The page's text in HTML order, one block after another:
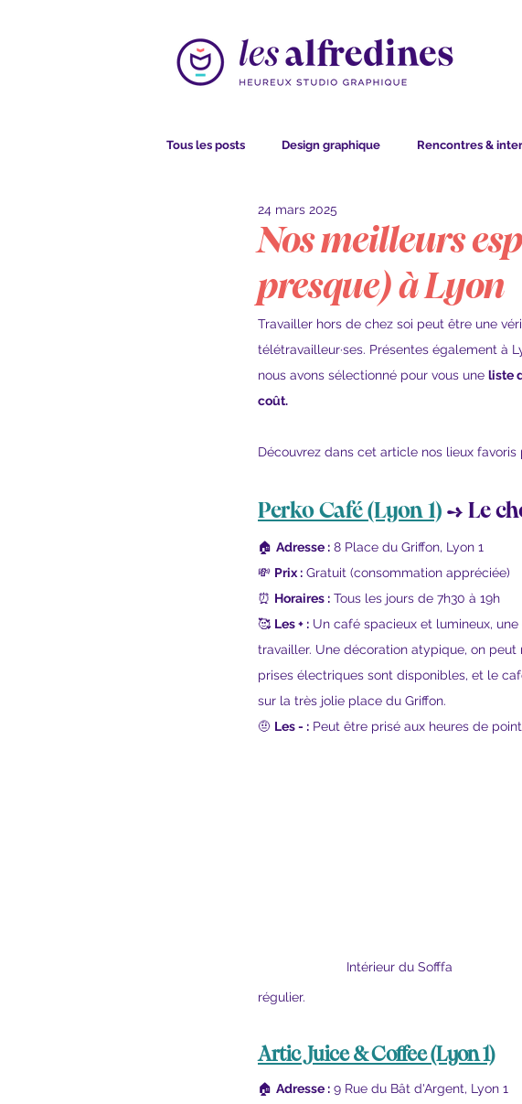
Tous les posts Design graphique Rencontres &
Nos meilleurs
presque) à Lyon
24 mars 2025
Travailler hors de chez soi peut être une
télétravailleur·ses. Présentes également à
nous avons sélectionné pour vous une liste
coût.
Découvrez dans cet article nos lieux
Perko Café (Lyon 1) → Le
🏠 Adresse : 8 Place du Griffon, Lyon 1
💸 Prix : Gratuit (consommation appréciée)
⏰ Horaires : Tous les jours de 7h30 à 19h
🥰 Les + : Un café spacieux et lumineux,
travailler. Une décoration atypique, on
prises électriques sont disponibles, et le
sur la très jolie place du Griffon.
🤨 Les - : Peut être prisé aux heures de
Intérieur du Sofffa
régulier.
Artic Juice & Coffee (Lyon 1)
🏠 Adresse : 9 Rue du Bât d'Argent, Lyon 1